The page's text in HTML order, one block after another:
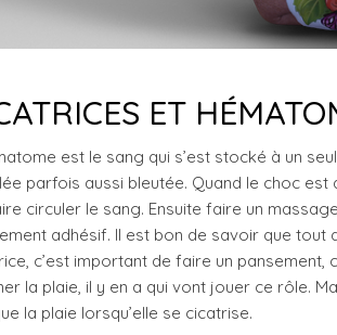
ET
est le sang qui s’est stocké à un
parfois aussi bleutée. Quand le choc
circuler le sang. Ensuite faire un
adhésif. Il est bon de savoir que tout
c’est important de faire un
la plaie, il y en a qui vont jouer ce rôle.
la plaie lorsqu’elle se cicatrise.